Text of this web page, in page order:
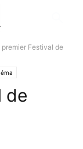
premier Festival de
de